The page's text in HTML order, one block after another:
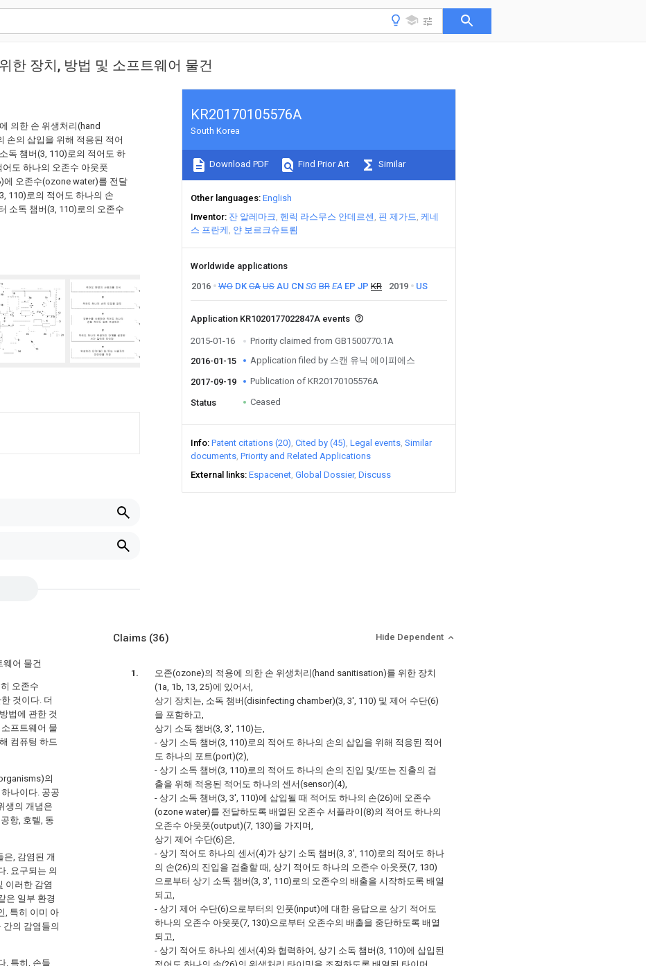
한 장치, 방법 및 소프트웨어 물건
의한 손 위생처리(hand
손의 삽입을 위해 적응된 적어
독 챔버(3, 110)로의 적어도 하
도 하나의 오존수 아웃풋
에 오존수(ozone water)를 전달
110)로의 적어도 하나의 손
소독 챔버(3, 110)로의 오존수
KR20170105576A
South Korea
Download PDF Find Prior Art Similar
Other languages English
Inventor 잔 알레마크 헨릭 라스무스 안데르센 핀 제가드 케네
스 프란케 얀 보르크슈트룀
Worldwide applications
2016
WO DK CA US AU CN SG BR EA EP JP KR 2019 US
Application KR1020177022847A events
2015-01-16
Priority claimed from GB1500770.1A
2016-01-15
Application filed by 스캔 유닉 에이피에스
2017-09-19 Publication of KR20170105576A
Status Ceased
Info Patent citations (20) Cited by (45) Legal events Similar
documents Priority and Related Applications
External links Espacenet Global Dossier Discuss
웨어 물건
오존수
것이다. 더
법에 관한 것
프트웨어 물
컴퓨팅 하드
의
나이다. 공공
생의 개념은
항, 호텔, 동
, 감염된 개
. 요구되는 의
이러한 감염
은 일부 환경
, 특히 이미 아
간의 감염들의
. 특히, 손들
Claims (36) Hide Dependent
오존(ozone)의 적용에 의한 손 위생처리(hand sanitisation)를 위한 장치
(1a, 1b, 13, 25)에 있어서,
상기 장치는, 소독 챔버(disinfecting chamber)(3, 3', 110) 및 제어 수단(6)
을 포함하고,
상기 소독 챔버(3, 3', 110)는,
- 상기 소독 챔버(3, 110)로의 적어도 하나의 손의 삽입을 위해 적응된 적어
도 하나의 포트(port)(2),
- 상기 소독 챔버(3, 110)로의 적어도 하나의 손의 진입 및/또는 진출의 검
출을 위해 적응된 적어도 하나의 센서(sensor)(4),
- 상기 소독 챔버(3, 3', 110)에 삽입될 때 적어도 하나의 손(26)에 오존수
(ozone water)를 전달하도록 배열된 오존수 서플라이(8)의 적어도 하나의
오존수 아웃풋(output)(7, 130)을 가지며,
상기 제어 수단(6)은,
- 상기 적어도 하나의 센서(4)가 상기 소독 챔버(3, 3', 110)로의 적어도 하나
의 손(26)의 진입을 검출할 때, 상기 적어도 하나의 오존수 아웃풋(7, 130)
으로부터 상기 소독 챔버(3, 3', 110)로의 오존수의 배출을 시작하도록 배열
되고,
- 상기 제어 수단(6)으로부터의 인풋(input)에 대한 응답으로 상기 적어도
하나의 오존수 아웃풋(7, 130)으로부터 오존수의 배출을 중단하도록 배열
되고,
- 상기 적어도 하나의 센서(4)와 협력하여, 상기 소독 챔버(3, 110)에 삽입된